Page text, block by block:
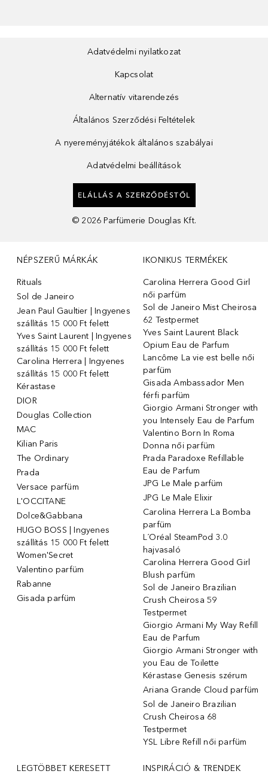
Adatvédelmi nyilatkozat
Kapcsolat
Alternatív vitarendezés
Általános Szerződési Feltételek
A nyereményjátékok általános szabályai
Adatvédelmi beállítások
ELÁLLÁS A SZERZŐDÉSTŐL
© 2026 Parfümerie Douglas Kft.
NÉPSZERŰ MÁRKÁK
Rituals
Sol de Janeiro
Jean Paul Gaultier | Ingyenes
szállítás 15 000 Ft felett
Yves Saint Laurent | Ingyenes
szállítás 15 000 Ft felett
Carolina Herrera | Ingyenes
szállítás 15 000 Ft felett
Kérastase
DIOR
Douglas Collection
MAC
Kilian Paris
The Ordinary
Prada
Versace parfüm
L'OCCITANE
Dolce&Gabbana
HUGO BOSS | Ingyenes
szállítás 15 000 Ft felett
Women'Secret
Valentino parfüm
Rabanne
Gisada parfüm
IKONIKUS TERMÉKEK
Carolina Herrera Good Girl
női parfüm
Sol de Janeiro Mist Cheirosa
62 Testpermet
Yves Saint Laurent Black
Opium Eau de Parfum
Lancôme La vie est belle női
parfüm
Gisada Ambassador Men
férfi parfüm
Giorgio Armani Stronger with
you Intensely Eau de Parfum
Valentino Born In Roma
Donna női parfüm
Prada Paradoxe Refillable
Eau de Parfum
JPG Le Male parfüm
JPG Le Male Elixir
Carolina Herrera La Bomba
parfüm
L´Oréal SteamPod 3.0
hajvasaló
Carolina Herrera Good Girl
Blush parfüm
Sol de Janeiro Brazilian
Crush Cheirosa 59
Testpermet
Giorgio Armani My Way Refill
Eau de Parfum
Giorgio Armani Stronger with
you Eau de Toilette
Kérastase Genesis szérum
Ariana Grande Cloud parfüm
Sol de Janeiro Brazilian
Crush Cheirosa 68
Testpermet
YSL Libre Refill női parfüm
LEGTÖBBET KERESETT
INSPIRÁCIÓ & TRENDEK